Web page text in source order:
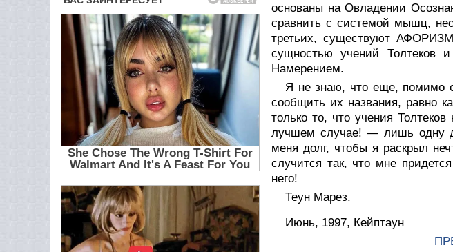
основаны на Овладении
сравнить с системой мышц,
третьих, существуют
сущностью учений Толтеков
Намерением.
Я не знаю, что еще, помимо
сообщить их названия, равно
только то, что учения
лучшем случае! — лишь одну
меня долг, чтобы я раскрыл
случится так, что мне
него!
Теун Марез.
Июнь, 1997, Кейптаун